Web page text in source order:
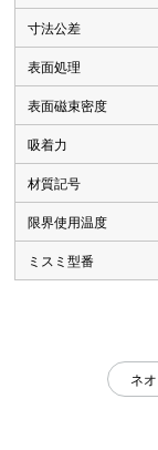
寸法公差
表面処理
表面磁束密度
吸着力
材質記号
限界使用温度
ミスミ型番
ネ